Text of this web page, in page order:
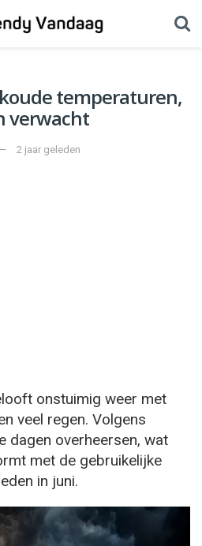
temperaturen,
verwacht
2 jaar geleden
onstuimig weer met
veel regen. Volgens
dagen overheersen, wat
met de gebruikelijke
in juni.